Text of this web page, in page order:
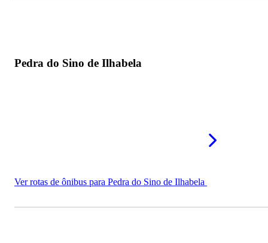
Pedra do Sino de Ilhabela
Ver rotas de ônibus para Pedra do Sino de Ilhabela